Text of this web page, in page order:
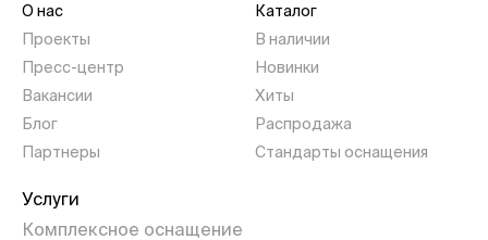
О нас
Проекты
Пресс-центр
Вакансии
Блог
Партнеры
Каталог
В наличии
Новинки
Хиты
Распродажа
Стандарты оснащения
Услуги
Комплексное оснащение